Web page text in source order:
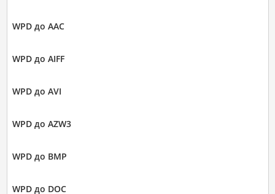
WPD до AAC
WPD до AIFF
WPD до AVI
WPD до AZW3
WPD до BMP
WPD до DOC